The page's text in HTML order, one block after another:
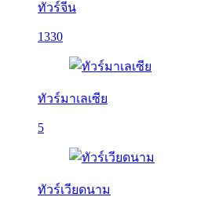
ทัวร์จีน
1330
ทัวร์มาเลเซีย
5
ทัวร์เวียดนาม